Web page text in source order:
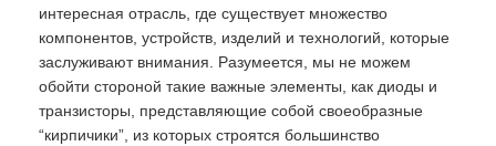
интересная отрасль, где существует множество
компонентов, устройств, изделий и технологий, которые
заслуживают внимания. Разумеется, мы не можем
обойти стороной такие важные элементы, как диоды и
транзисторы, представляющие собой своеобразные
“кирпичики”, из которых строятся большинство